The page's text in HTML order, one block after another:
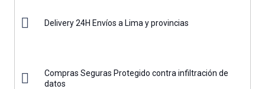
Delivery 24H Envíos a Lima y provincias
Compras Seguras Protegido contra infiltración de
datos